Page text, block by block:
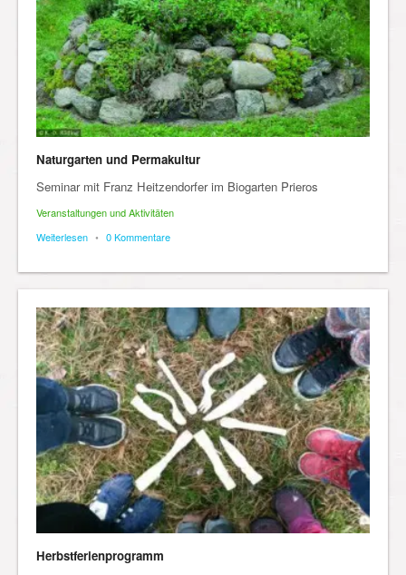
Naturgarten und Permakultur
Seminar mit Franz Heitzendorfer im Biogarten Prieros
Veranstaltungen und Aktivitäten
Weiterlesen • 0 Kommentare
Herbstferienprogramm